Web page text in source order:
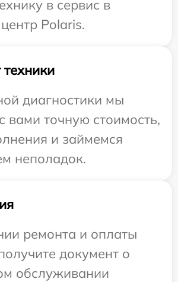
в сервис в
Polaris.
диагностики мы
вами точную стоимость,
и займемся
неполадок.
ремонта и оплаты
документ о
обслуживании